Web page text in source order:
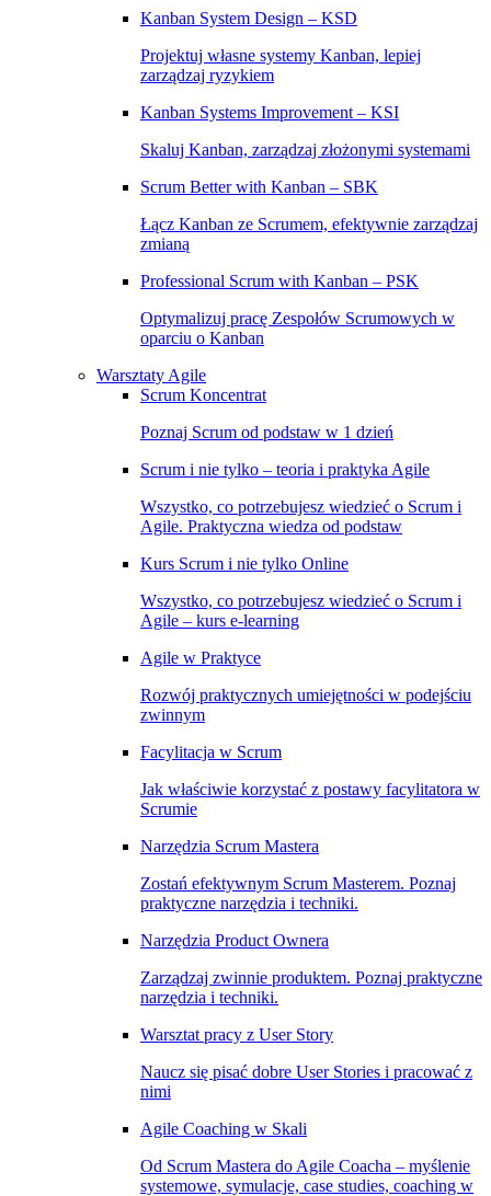
Kanban System Design – KSD
Projektuj własne systemy Kanban, lepiej
zarządzaj ryzykiem
Kanban Systems Improvement – KSI
Skaluj Kanban, zarządzaj złożonymi systemami
Scrum Better with Kanban – SBK
Łącz Kanban ze Scrumem, efektywnie zarządzaj
zmianą
Professional Scrum with Kanban – PSK
Optymalizuj pracę Zespołów Scrumowych w
oparciu o Kanban
Warsztaty Agile
Scrum Koncentrat
Poznaj Scrum od podstaw w 1 dzień
Scrum i nie tylko – teoria i praktyka Agile
Wszystko, co potrzebujesz wiedzieć o Scrum i
Agile. Praktyczna wiedza od podstaw
Kurs Scrum i nie tylko Online
Wszystko, co potrzebujesz wiedzieć o Scrum i
Agile – kurs e-learning
Agile w Praktyce
Rozwój praktycznych umiejętności w podejściu
zwinnym
Facylitacja w Scrum
Jak właściwie korzystać z postawy facylitatora w
Scrumie
Narzędzia Scrum Mastera
Zostań efektywnym Scrum Masterem. Poznaj
praktyczne narzędzia i techniki.
Narzędzia Product Ownera
Zarządzaj zwinnie produktem. Poznaj praktyczne
narzędzia i techniki.
Warsztat pracy z User Story
Naucz się pisać dobre User Stories i pracować z
nimi
Agile Coaching w Skali
Od Scrum Mastera do Agile Coacha – myślenie
systemowe, symulacje, case studies, coaching w